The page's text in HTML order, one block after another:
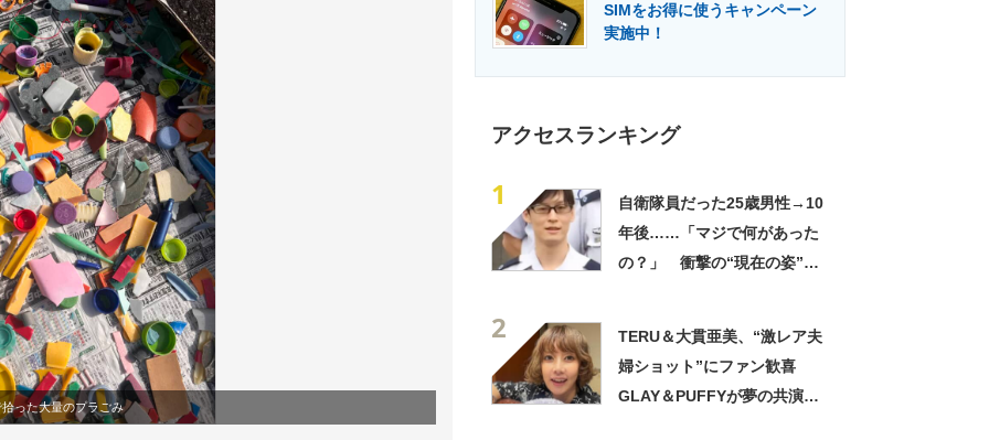
拾った大量のプラごみ
SIMをお得に使うキャンペーン
実施中！
アクセスランキング
1
自衛隊員だった25歳男性→10
年後……「マジで何があった
の？」 衝撃の“現在の姿”が
2
TERU＆大貫亜美、“激レア夫
婦ショット”にファン歓喜
GLAY＆PUFFYが夢の共演